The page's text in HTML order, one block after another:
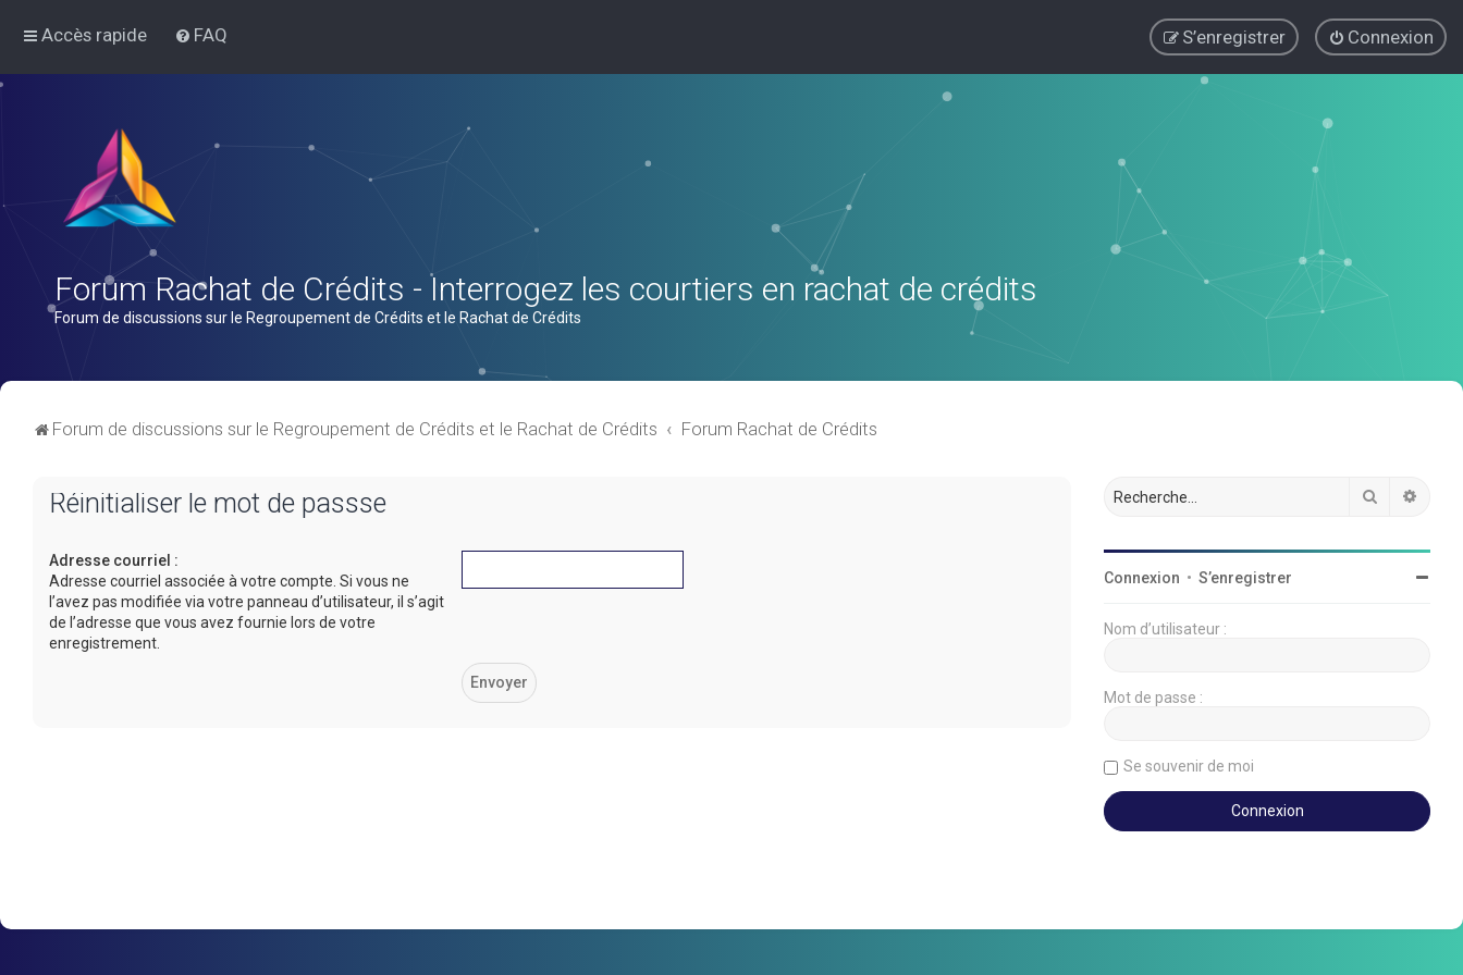
Accès rapide FAQ Connexion
S’enregistrer
Forum Rachat de Crédits - Interrogez les courtiers en rachat de crédits
Forum de discussions sur le Regroupement de Crédits et le Rachat de Crédits
Forum de discussions sur le Regroupement de Crédits et le Rachat de Crédits Forum Rachat de Crédits
Réinitialiser le mot de passse
Adresse courriel :
Adresse courriel associée à votre compte. Si vous ne
l’avez pas modifiée via votre panneau d’utilisateur, il s’agit
de l’adresse que vous avez fournie lors de votre
enregistrement.
Rechercher
Connexion • S’enregistrer
Nom d’utilisateur :
Mot de passe :
Se souvenir de moi